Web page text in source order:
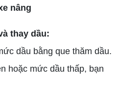
nâng
thay dầu:
dầu bằng que thăm dầu.
hoặc mức dầu thấp, bạn